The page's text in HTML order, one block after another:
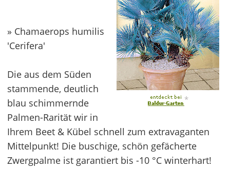
*
» Chamaerops humilis
'Cerifera'
Die aus dem Süden
stammende, deutlich
blau schimmernde
Palmen-Rarität wir in
Ihrem Beet & Kübel schnell zum extravaganten
Mittelpunkt! Die buschige, schön gefächerte
Zwergpalme ist garantiert bis -10 °C winterhart!